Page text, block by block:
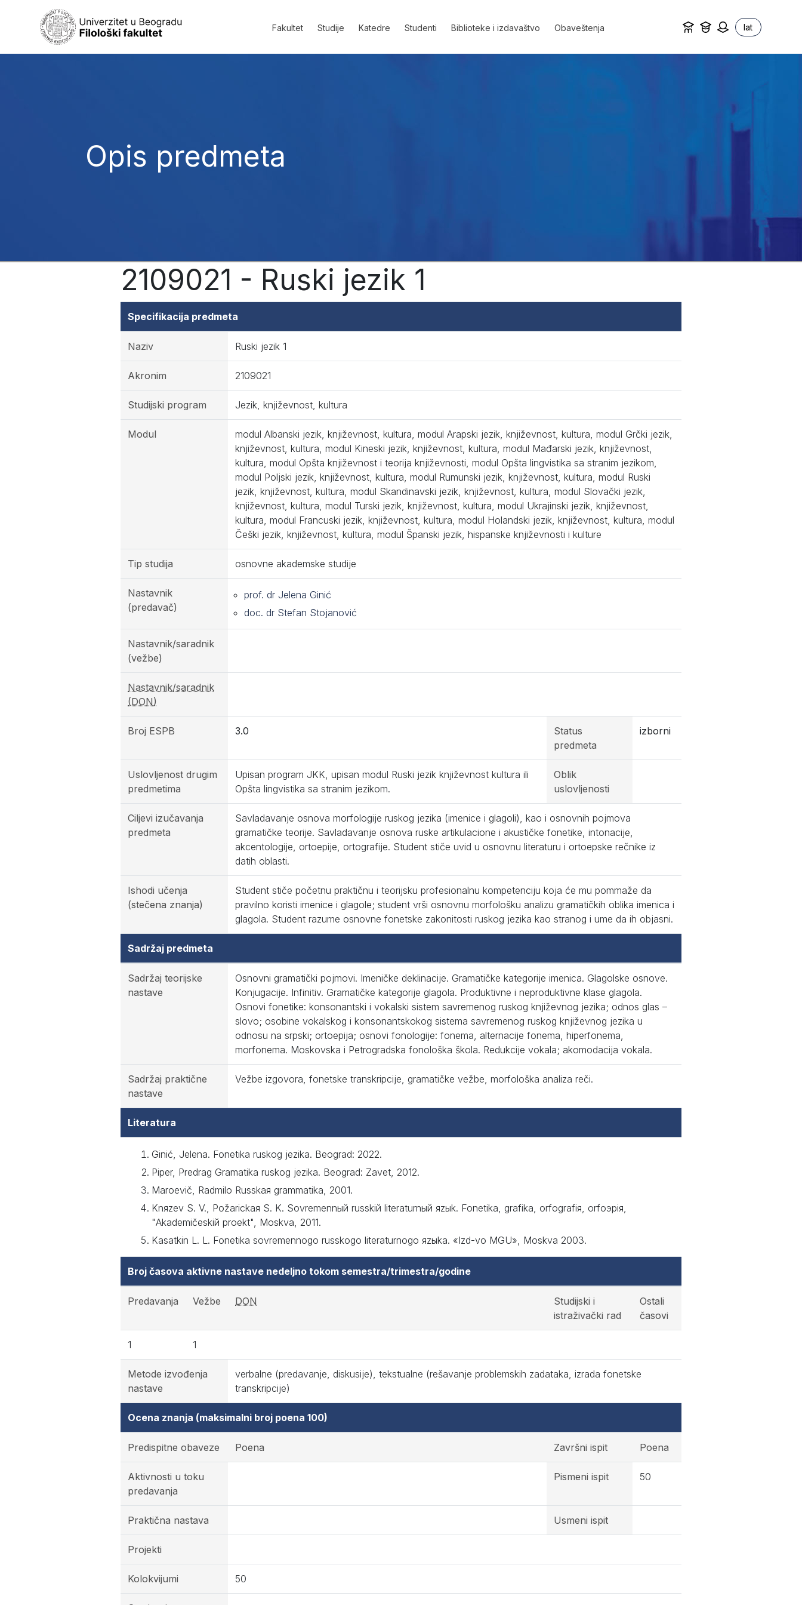
Fakultet Studije Katedre Studenti Biblioteke i izdavaštvo Obaveštenja lat
Opis predmeta
2109021 - Ruski jezik 1
Specifikacija predmeta
Naziv Ruski jezik 1
Akronim 2109021
Studijski program Jezik, književnost, kultura
Modul
modul Albanski jezik, književnost, kultura, modul Arapski jezik, književnost, kultura, modul Grčki jezik,
književnost, kultura, modul Kineski jezik, književnost, kultura, modul Mađarski jezik, književnost,
kultura, modul Opšta književnost i teorija književnosti, modul Opšta lingvistika sa stranim jezikom,
modul Poljski jezik, književnost, kultura, modul Rumunski jezik, književnost, kultura, modul Ruski
jezik, književnost, kultura, modul Skandinavski jezik, književnost, kultura, modul Slovački jezik,
književnost, kultura, modul Turski jezik, književnost, kultura, modul Ukrajinski jezik, književnost,
kultura, modul Francuski jezik, književnost, kultura, modul Holandski jezik, književnost, kultura, modul
Češki jezik, književnost, kultura, modul Španski jezik, hispanske književnosti i kulture
Tip studija osnovne akademske studije
Nastavnik
(predavač)
prof. dr Jelena Ginić
doc. dr Stefan Stojanović
Nastavnik/saradnik
(vežbe)
Nastavnik/saradnik
(DON)
Broj ESPB 3.0
Status
predmeta
izborni
Uslovljenost drugim
predmetima
Upisan program JKK, upisan modul Ruski jezik književnost kultura ili
Opšta lingvistika sa stranim jezikom.
Oblik
uslovljenosti
Ciljevi izučavanja
predmeta
Savladavanje osnova morfologije ruskog jezika (imenice i glagoli), kao i osnovnih pojmova
gramatičke teorije. Savladavanje osnova ruske artikulacione i akustičke fonetike, intonacije,
akcentologije, ortoepije, ortografije. Student stiče uvid u osnovnu literaturu i ortoepske rečnike iz
datih oblasti.
Ishodi učenja
(stečena znanja)
Student stiče početnu praktičnu i teorijsku profesionalnu kompetenciju koja će mu pommaže da
pravilno koristi imenice i glagole; student vrši osnovnu morfološku analizu gramatičkih oblika imenica i
glagola. Student razume osnovne fonetske zakonitosti ruskog jezika kao stranog i ume da ih objasni.
Sadržaj predmeta
Sadržaj teorijske
nastave
Osnovni gramatički pojmovi. Imeničke deklinacije. Gramatičke kategorije imenica. Glagolske osnove.
Konjugacije. Infinitiv. Gramatičke kategorije glagola. Produktivne i neproduktivne klase glagola.
Osnovi fonetike: konsonantski i vokalski sistem savremenog ruskog književnog jezika; odnos glas –
slovo; osobine vokalskog i konsonantskokog sistema savremenog ruskog književnog jezika u
odnosu na srpski; ortoepija; osnovi fonologije: fonema, alternacije fonema, hiperfonema,
morfonema. Moskovska i Petrogradska fonološka škola. Redukcije vokala; akomodacija vokala.
Sadržaj praktične
nastave
Vežbe izgovora, fonetske transkripcije, gramatičke vežbe, morfološka analiza reči.
Literatura
Ginić, Jelena. Fonetika ruskog jezika. Beograd: 2022.
Piper, Predrag Gramatika ruskog jezika. Beograd: Zavet, 2012.
Maroevič, Radmilo Russkaя grammatika, 2001.
Knяzev S. V., Požarickaя S. K. Sovremennый russkiй literaturnый яzыk. Fonetika, grafika, orfografiя, orfoэpiя,
"Akademičeskiй proekt", Moskva, 2011.
Kasatkin L. L. Fonetika sovremennogo russkogo literaturnogo яzыka. «Izd-vo MGU», Moskva 2003.
Broj časova aktivne nastave nedeljno tokom semestra/trimestra/godine
Predavanja Vežbe DON
Studijski i
istraživački rad
Ostali
časovi
1 1
Metode izvođenja
nastave
verbalne (predavanje, diskusije), tekstualne (rešavanje problemskih zadataka, izrada fonetske
transkripcije)
Ocena znanja (maksimalni broj poena 100)
Predispitne obaveze Poena Završni ispit Poena
Aktivnosti u toku
predavanja
Pismeni ispit 50
Praktična nastava Usmeni ispit
Projekti
Kolokvijumi 50